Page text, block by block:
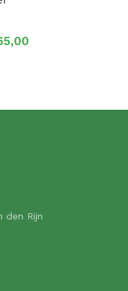
Prijsklasse:
den Rijn